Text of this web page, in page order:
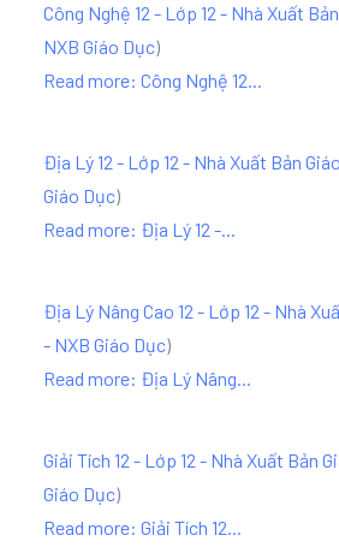
Công Nghệ 12 - Lớp 12 - Nhà Xuất
NXB Giáo Dục)
Read more: Công Nghệ 12...
Địa Lý 12 - Lớp 12 - Nhà Xuất Bản
Giáo Dục)
Read more: Địa Lý 12 -...
Địa Lý Nâng Cao 12 - Lớp 12 - Nhà
- NXB Giáo Dục)
Read more: Địa Lý Nâng...
Giải Tích 12 - Lớp 12 - Nhà Xuất Bản
Giáo Dục)
Read more: Giải Tích 12...